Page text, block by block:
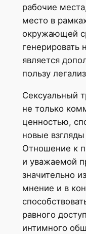
рабочие
место в
окружающей
генерировать
является
пользу
Сексуальный
не только
ценностью,
новые
Отношение к
и уважаемой
значительно
мнение и в
равного
интимного